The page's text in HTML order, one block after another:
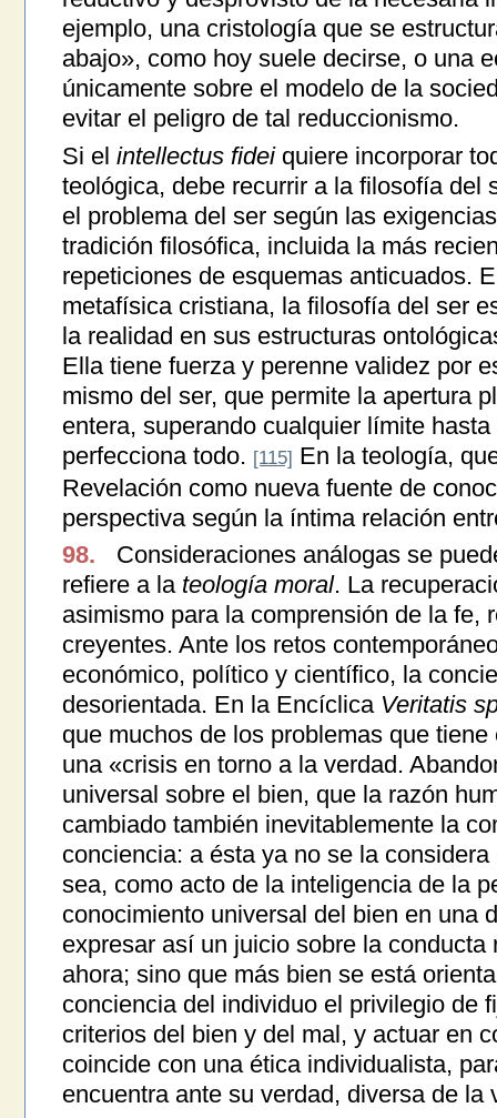
ejemplo, una cristología que se
abajo», como hoy suele decirse, o una
únicamente sobre el modelo de la
evitar el peligro de tal reduccionismo.
Si el intellectus fideiquiere incorporar
teológica, debe recurrir a la filosofía del
el problema del ser según las
tradición filosófica, incluida la más
repeticiones de esquemas anticuados.
metafísica cristiana, la filosofía del ser
la realidad en sus estructuras
Ella tiene fuerza y perenne validez por
mismo del ser, que permite la apertura
entera, superando cualquier límite
perfecciona todo. [115] En la teología,
Revelación como nueva fuente de
perspectiva según la íntima relación
98.
Consideraciones análogas se
refiere a la teología moral. La
asimismo para la comprensión de la fe,
creyentes. Ante los retos
económico, político y científico, la
desorientada. En la Encíclica Veritatis
que muchos de los problemas que
una «crisis en torno a la verdad.
universal sobre el bien, que la razón
cambiado también inevitablemente la
conciencia: a ésta ya no se la
sea, como acto de la inteligencia de la
conocimiento universal del bien en una
expresar así un juicio sobre la
ahora; sino que más bien se está
conciencia del individuo el privilegio de
criterios del bien y del mal, y actuar en
coincide con una ética individualista,
encuentra ante su verdad, diversa de